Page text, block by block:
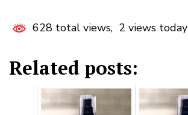
628 total views, 2 views today
Related posts: